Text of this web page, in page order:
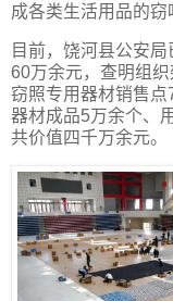
成各类生活用品的窃
目前，饶河县公安
60万余元，查明组
窃照专用器材销售
器材成品5万余个、
共价值四千万余元。